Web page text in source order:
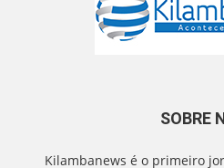
SOBRE
Kilambanews é o primeiro